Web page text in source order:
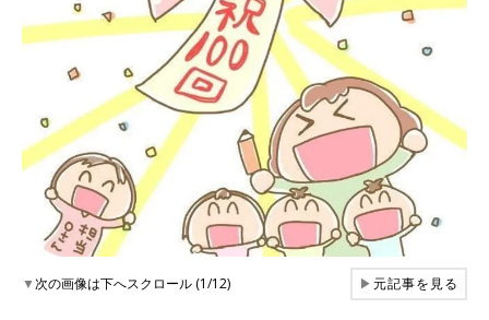
▼次の画像は下へスクロール (1/12) ▶元記事を見る